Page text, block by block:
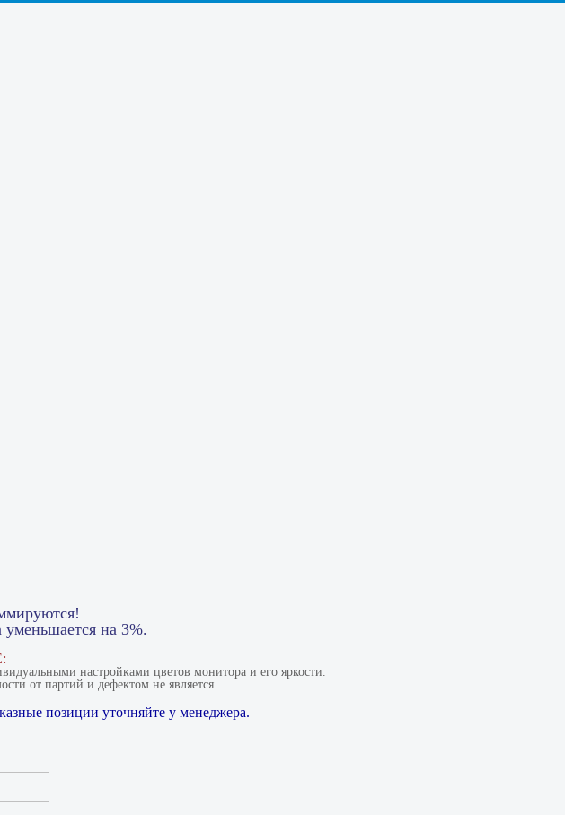
на 3%.
настройками цветов монитора и его яркости.
от партий и дефектом не является.
позиции уточняйте у менеджера.